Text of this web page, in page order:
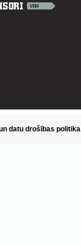
datu drošības politika